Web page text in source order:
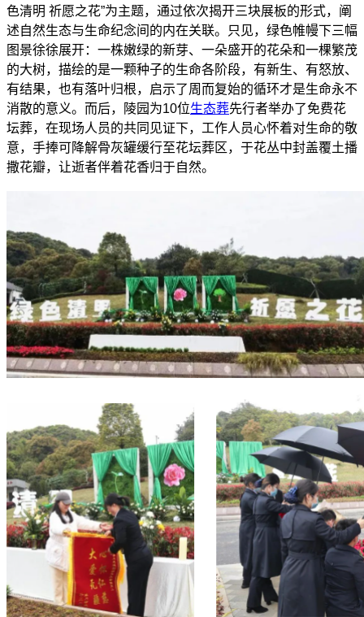
色清明 祈愿之花”为主题，通过依次揭开三块展板的形式，阐
述自然生态与生命纪念间的内在关联。只见，绿色帷幔下三幅
图景徐徐展开：一株嫩绿的新芽、一朵盛开的花朵和一棵繁茂
的大树，描绘的是一颗种子的生命各阶段，有新生、有怒放、
有结果，也有落叶归根，启示了周而复始的循环才是生命永不
消散的意义。而后，陵园为10位生态葬先行者举办了免费花
坛葬，在现场人员的共同见证下，工作人员心怀着对生命的敬
意，手捧可降解骨灰罐缓行至花坛葬区，于花丛中封盖覆土播
撒花瓣，让逝者伴着花香归于自然。